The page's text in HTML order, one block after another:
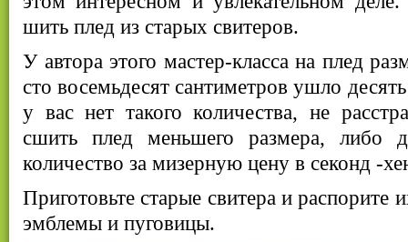
шить плед из старых свитеров.
У автора этого мастер-класса на плед
сто восемьдесят сантиметров ушло
у вас нет такого количества, не
сшить плед меньшего размера, либо
количество за мизерную цену в секонд -
Приготовьте старые свитера и распорите
эмблемы и пуговицы.